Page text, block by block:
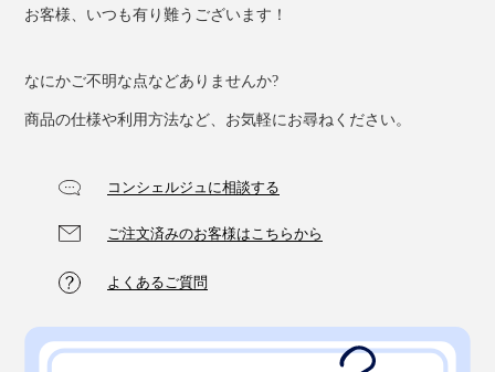
お客様、いつも有り難うございます！
なにかご不明な点などありませんか?
商品の仕様や利用方法など、お気軽にお尋ねください。
コンシェルジュに相談する
ご注文済みのお客様はこちらから
よくあるご質問